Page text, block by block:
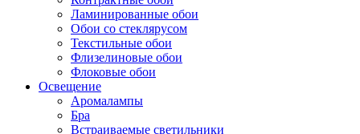
Ламинированные обои
Обои со стеклярусом
Текстильные обои
Флизелиновые обои
Флоковые обои
Освещение
Аромалампы
Бра
Встраиваемые светильники